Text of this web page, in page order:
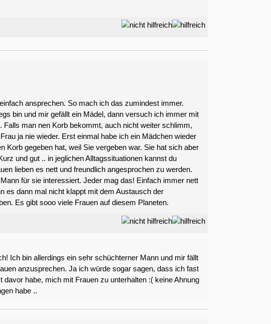
ansprechen. So mach ich das zumindest immer.
bin und mir gefällt ein Mädel, dann versuch ich immer mit
Falls man nen Korb bekommt, auch nicht weiter schlimm,
ja nie wieder. Erst einmal habe ich ein Mädchen wieder
Korb gegeben hat, weil Sie vergeben war. Sie hat sich aber
und gut .. in jeglichen Alltagssituationen kannst du
lieben es nett und freundlich angesprochen zu werden.
für sie interessiert. Jeder mag das! Einfach immer nett
es dann mal nicht klappt mit dem Austausch der
Es gibt sooo viele Frauen auf diesem Planeten.
Ich bin allerdings ein sehr schüchterner Mann und mir fällt
anzusprechen. Ja ich würde sogar sagen, dass ich fast
davor habe, mich mit Frauen zu unterhalten :( keine Ahnung
habe ..